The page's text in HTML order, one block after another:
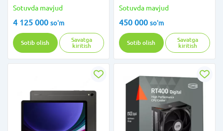
Sotuvda mavjud
4 125 000 so'm
Sotib olish
Savatga
kiritish
Sotuvda mavjud
450 000 so'm
Sotib olish
Savatga
kiritish